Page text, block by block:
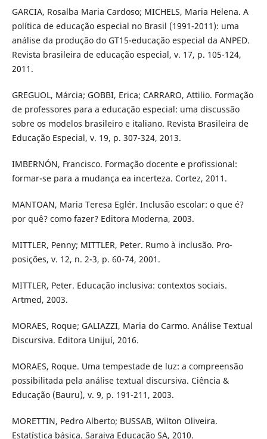
GARCIA, Rosalba Maria Cardoso; MICHELS, Maria Helena. A
política de educação especial no Brasil (1991-2011): uma
análise da produção do GT15-educação especial da ANPED.
Revista brasileira de educação especial, v. 17, p. 105-124,
2011.
GREGUOL, Márcia; GOBBI, Erica; CARRARO, Attilio. Formação
de professores para a educação especial: uma discussão
sobre os modelos brasileiro e italiano. Revista Brasileira de
Educação Especial, v. 19, p. 307-324, 2013.
IMBERNÓN, Francisco. Formação docente e profissional:
formar-se para a mudança ea incerteza. Cortez, 2011.
MANTOAN, Maria Teresa Eglér. Inclusão escolar: o que é?
por quê? como fazer? Editora Moderna, 2003.
MITTLER, Penny; MITTLER, Peter. Rumo à inclusão. Pro-
posições, v. 12, n. 2-3, p. 60-74, 2001.
MITTLER, Peter. Educação inclusiva: contextos sociais.
Artmed, 2003.
MORAES, Roque; GALIAZZI, Maria do Carmo. Análise Textual
Discursiva. Editora Unijuí, 2016.
MORAES, Roque. Uma tempestade de luz: a compreensão
possibilitada pela análise textual discursiva. Ciência &
Educação (Bauru), v. 9, p. 191-211, 2003.
MORETTIN, Pedro Alberto; BUSSAB, Wilton Oliveira.
Estatística básica. Saraiva Educação SA, 2010.